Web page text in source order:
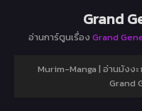
Grand
อ่านการ์ตูนเรื่อง Grand
Murim-Manga | อ่านมังง
Grand